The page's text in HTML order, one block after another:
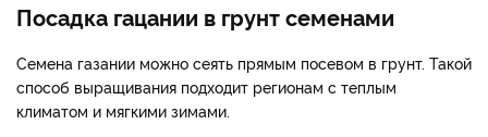
Посадка гацании в грунт семенами
Семена газании можно сеять прямым посевом в грунт. Такой
способ выращивания подходит регионам с теплым
климатом и мягкими зимами.